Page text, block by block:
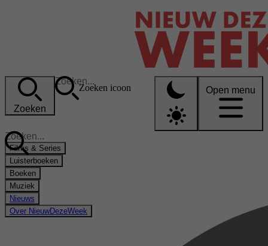
Zoeken
Zoeken icoon Open menu
Films & Series
Luisterboeken
Boeken
Muziek
Nieuws
Over NieuwDezeWeek